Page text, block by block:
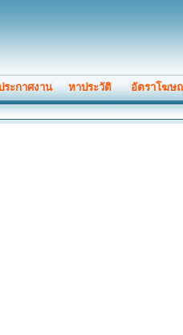
ระกาศงาน หาประวัติ อัตราโฆษ